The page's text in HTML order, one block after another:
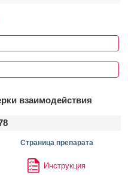
взаимодействия
Страница препарата
Инструкция